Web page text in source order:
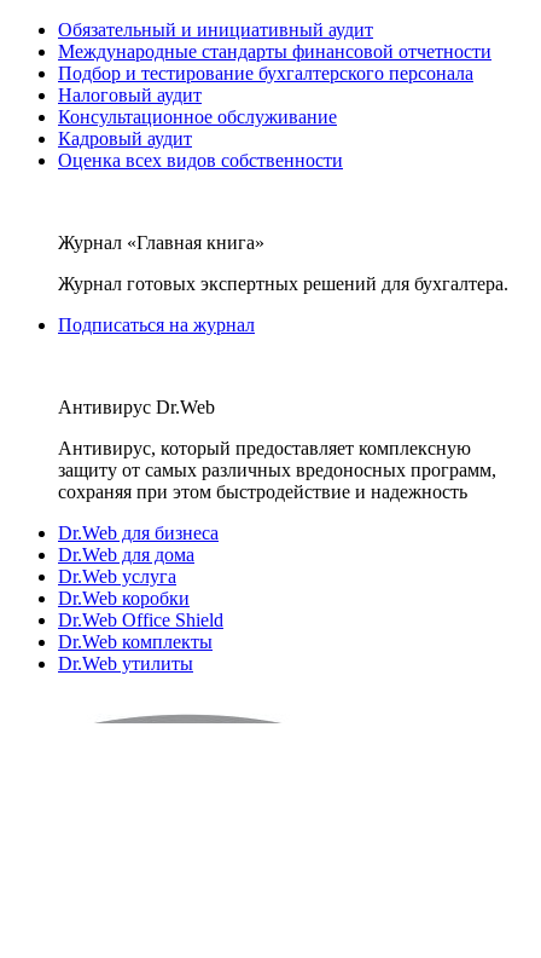
Обязательный и инициативный аудит
Международные стандарты финансовой отчетности
Подбор и тестирование бухгалтерского персонала
Налоговый аудит
Консультационное обслуживание
Кадровый аудит
Оценка всех видов собственности
Журнал «Главная книга»
Журнал готовых экспертных решений для бухгалтера.
Подписаться на журнал
Антивирус Dr.Web
Антивирус, который предоставляет комплексную
защиту от самых различных вредоносных программ,
сохраняя при этом быстродействие и надежность
Dr.Web для бизнеса
Dr.Web для дома
Dr.Web услуга
Dr.Web коробки
Dr.Web Office Shield
Dr.Web комплекты
Dr.Web утилиты